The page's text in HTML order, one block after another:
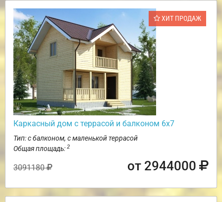
ХИТ ПРОДАЖ
Каркасный дом с террасой и балконом 6х7
Тип: с балконом, с маленькой террасой
Общая площадь: 2
3091180 от 2944000